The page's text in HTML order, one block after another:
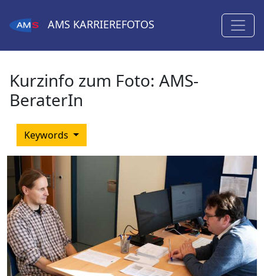
AMS KARRIEREFOTOS
Kurzinfo zum Foto: AMS-
BeraterIn
Keywords